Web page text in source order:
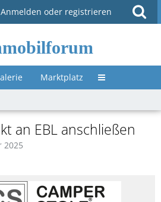
Anmelden oder registrieren
Marktplatz Untermenü »
an EBL anschließen
2025